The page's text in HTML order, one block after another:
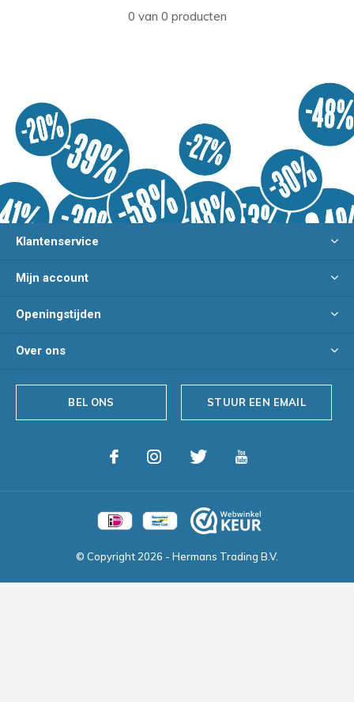
0 van 0 producten
Klantenservice
Mijn account
Openingstijden
Over ons
BEL ONS STUUR EEN EMAIL
© Copyright 2026 - Hermans Trading B.V.